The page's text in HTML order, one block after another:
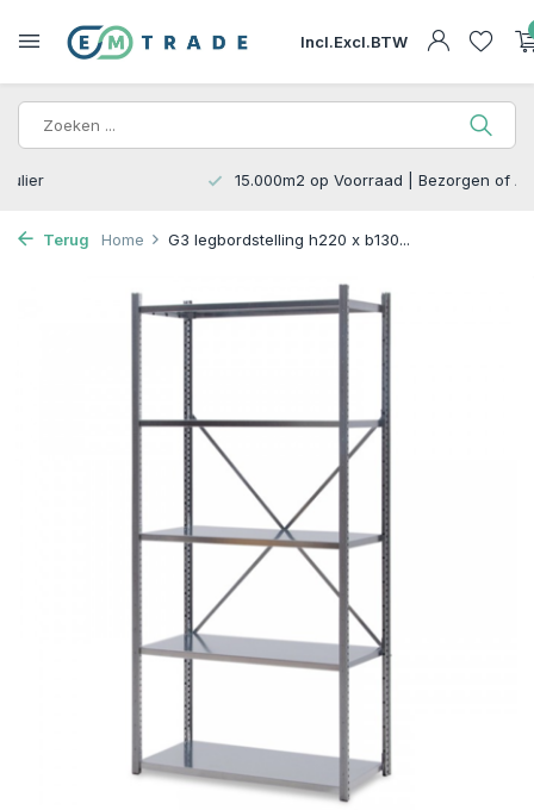
Incl.Excl.BTW
15.000m2 op Voorraad | Bezorgen of Afhalen
Terug Home G3 legbordstelling h220 x b130...